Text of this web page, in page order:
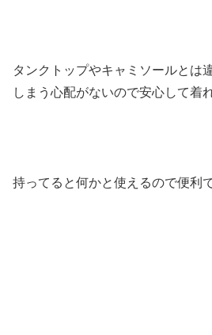
タンクトップやキャミソールとは
しまう心配がないので安心して着
持ってると何かと使えるので便利